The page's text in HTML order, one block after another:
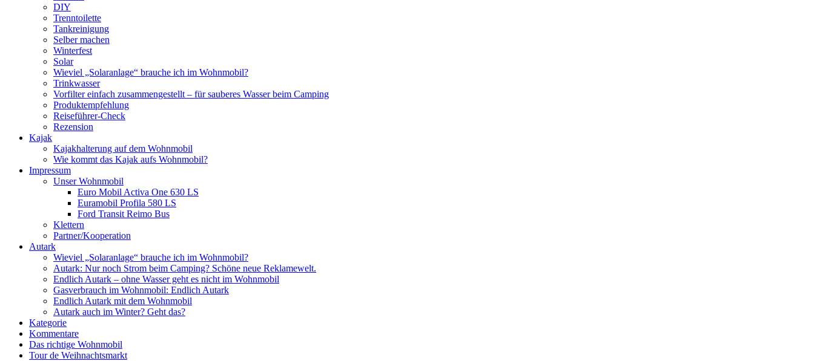
DIY
Trenntoilette
Tankreinigung
Selber machen
Winterfest
Solar
Wieviel „Solaranlage“ brauche ich im Wohnmobil?
Trinkwasser
Vorfilter einfach zusammengestellt – für sauberes Wasser beim Camping
Produktempfehlung
Reiseführer-Check
Rezension
Kajak
Kajakhalterung auf dem Wohnmobil
Wie kommt das Kajak aufs Wohnmobil?
Impressum
Unser Wohnmobil
Euro Mobil Activa One 630 LS
Euramobil Profila 580 LS
Ford Transit Reimo Bus
Klettern
Partner/Kooperation
Autark
Wieviel „Solaranlage“ brauche ich im Wohnmobil?
Autark: Nur noch Strom beim Camping? Schöne neue Reklamewelt.
Endlich Autark – ohne Wasser geht es nicht im Wohnmobil
Gasverbrauch im Wohnmobil: Endlich Autark
Endlich Autark mit dem Wohnmobil
Autark auch im Winter? Geht das?
Kategorie
Kommentare
Das richtige Wohnmobil
Tour de Weihnachtsmarkt